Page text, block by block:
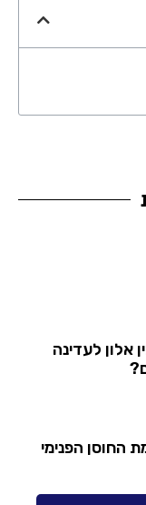
אלון לעדינה
החוסן הפנימי